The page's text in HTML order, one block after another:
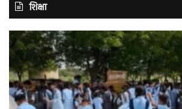
शिक्षा